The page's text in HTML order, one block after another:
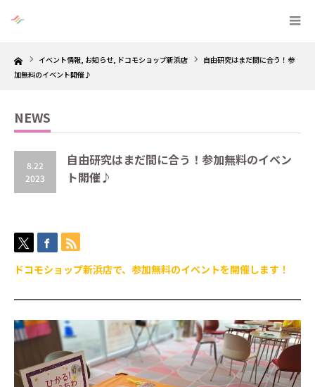
Home イベント情報, お知らせ, ドコモショップ新浜店
自由研究はまだ間に合う！参
加無料のイベント開催♪
NEWS
8.22
2023
自由研究はまだ間に合う！参加無料のイベン
ト開催♪
ドコモショップ新浜店で、参加無料のイベントを開催します！